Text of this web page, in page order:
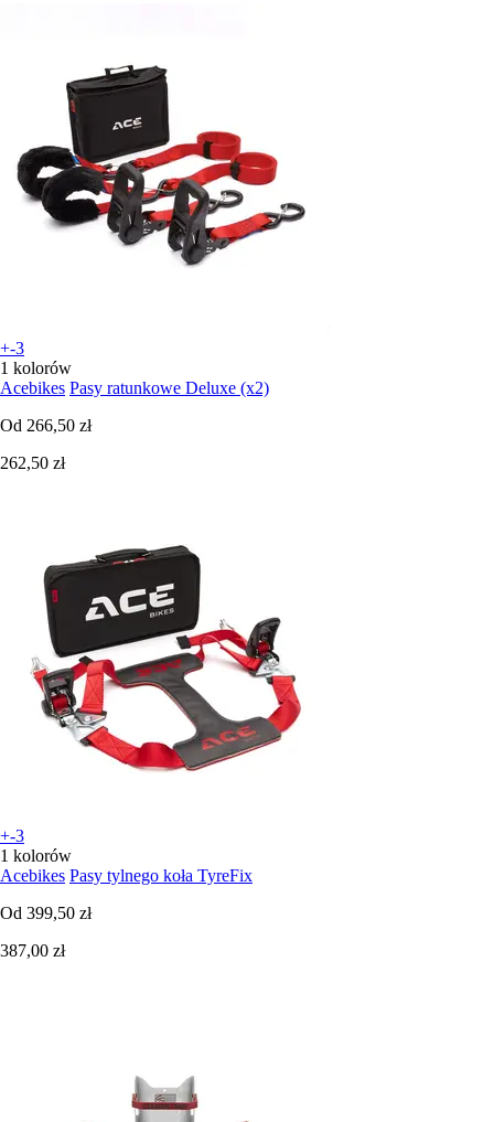
+-3
1 kolorów
Acebikes Pasy ratunkowe Deluxe (x2)
Od 266,50 zł
262,50 zł
+-3
1 kolorów
Acebikes Pasy tylnego koła TyreFix
Od 399,50 zł
387,00 zł